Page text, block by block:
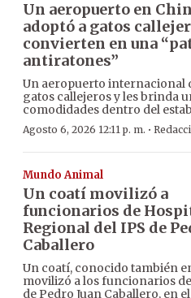
Un aeropuerto en
adoptó a gatos
convierten en una
antiratones”
Un aeropuerto internacional
gatos callejeros y les brinda
comodidades dentro del
Agosto 6, 2026 12:11 p. m. ·
Mundo Animal
Un coatí movilizó a
funcionarios de
Regional del IPS de
Caballero
Un coatí, conocido también
movilizó a los funcionarios
de Pedro Juan Caballero, en